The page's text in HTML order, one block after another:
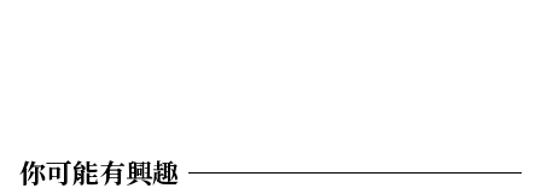
你可能有興趣